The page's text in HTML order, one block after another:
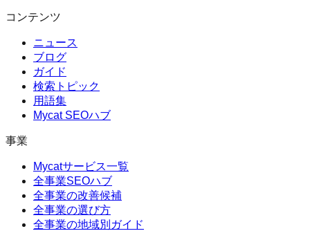
コンテンツ
ニュース
ブログ
ガイド
検索トピック
用語集
Mycat SEOハブ
事業
Mycatサービス一覧
全事業SEOハブ
全事業の改善候補
全事業の選び方
全事業の地域別ガイド